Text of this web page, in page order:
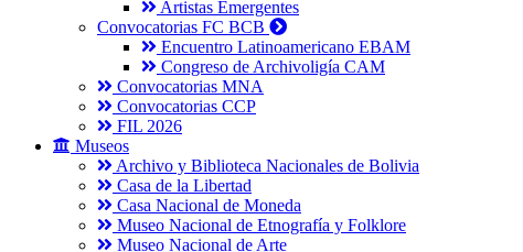
Artistas Emergentes
Convocatorias FC BCB
Encuentro Latinoamericano EBAM
Congreso de Archivoligía CAM
Convocatorias MNA
Convocatorias CCP
FIL 2026
Museos
Archivo y Biblioteca Nacionales de Bolivia
Casa de la Libertad
Casa Nacional de Moneda
Museo Nacional de Etnografía y Folklore
Museo Nacional de Arte